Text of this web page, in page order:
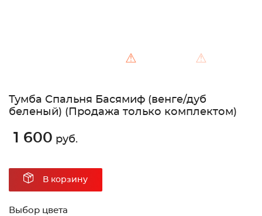
⚠ ⚠
Тумба Спальня Басямиф (венге/дуб
беленый) (Продажа только комплектом)
1 600 руб.
В корзину
Выбор цвета